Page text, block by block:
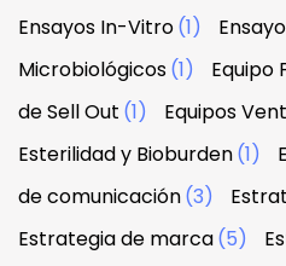
Ensayos In-Vitro(1)
Microbiológicos(1) Equipo
de Sell Out (1) Equipos
Esterilidad y Bioburden(1)
de comunicación(3)
Estrategia de marca(5)